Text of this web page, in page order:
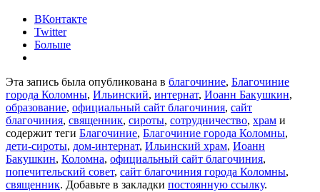
ВКонтакте
Twitter
Больше
Эта запись была опубликована в благочиние, Благочиние
города Коломны, Ильинский, интернат, Иоанн Бакушкин,
образование, официальный сайт благочиния, сайт
благочиния, священник, сироты, сотрудничество, храм и
содержит теги Благочиние, Благочиние города Коломны,
дети-сироты, дом-интернат, Ильинский храм, Иоанн
Бакушкин, Коломна, официальный сайт благочиния,
попечительский совет, сайт благочиния города Коломны,
священник. Добавьте в закладки постоянную ссылку.